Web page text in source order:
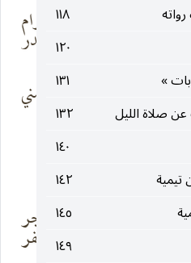
١١٨
١٢٠
»
١٣١
صلاة الليل
١٣٢
١٤٠
تيمية
١٤٢
١٤٥
١٤٩
من العز والاكرام
والجاه والقدر
واشعفه بالبذل منيوبالبر
بقتل بن عفان أجر
إلى الكفر